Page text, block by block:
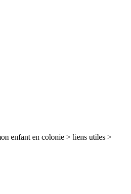
enfant en colonie > liens utiles >